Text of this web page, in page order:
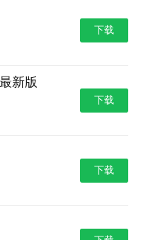
身后
的狭长水道时往回
个跳台的房间时，选
汤鸡
下载
新版
下载
下载